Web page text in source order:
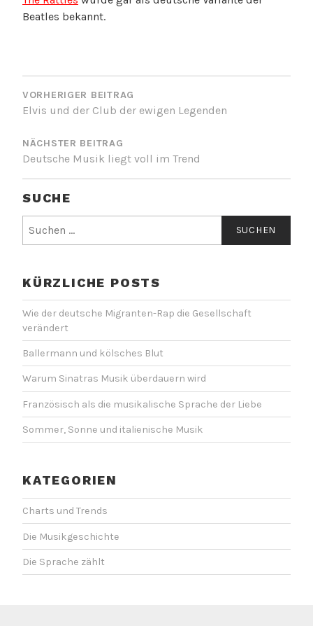
Beatles bekannt.
BEITRAGSNAVIGATION
VORHERIGER BEITRAG
Elvis und der Club der ewigen Legenden
NÄCHSTER BEITRAG
Deutsche Musik liegt voll im Trend
SUCHE
nach:
KÜRZLICHE POSTS
Wie der deutsche Migranten-Rap die Gesellschaft
verändert
Ballermann und kölsches Blut
Warum Sinatras Musik überdauern wird
Französisch als die musikalische Sprache der Liebe
Sommer, Sonne und italienische Musik
KATEGORIEN
Charts und Trends
Die Musikgeschichte
Die Sprache zählt